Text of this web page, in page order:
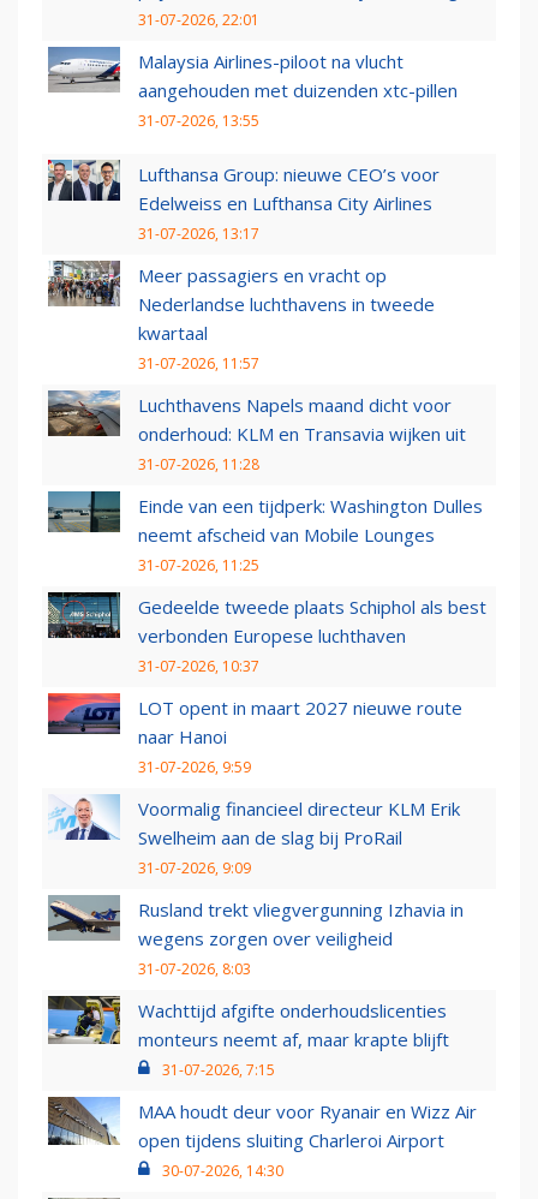
31-07-2026, 22:01
Malaysia Airlines-piloot na vlucht
aangehouden met duizenden xtc-pillen
31-07-2026, 13:55
Lufthansa Group: nieuwe CEO’s voor
Edelweiss en Lufthansa City Airlines
31-07-2026, 13:17
Meer passagiers en vracht op
Nederlandse luchthavens in tweede
kwartaal
31-07-2026, 11:57
Luchthavens Napels maand dicht voor
onderhoud: KLM en Transavia wijken uit
31-07-2026, 11:28
Einde van een tijdperk: Washington Dulles
neemt afscheid van Mobile Lounges
31-07-2026, 11:25
Gedeelde tweede plaats Schiphol als best
verbonden Europese luchthaven
31-07-2026, 10:37
LOT opent in maart 2027 nieuwe route
naar Hanoi
31-07-2026, 9:59
Voormalig financieel directeur KLM Erik
Swelheim aan de slag bij ProRail
31-07-2026, 9:09
Rusland trekt vliegvergunning Izhavia in
wegens zorgen over veiligheid
31-07-2026, 8:03
Wachttijd afgifte onderhoudslicenties
monteurs neemt af, maar krapte blijft
31-07-2026, 7:15
MAA houdt deur voor Ryanair en Wizz Air
open tijdens sluiting Charleroi Airport
30-07-2026, 14:30